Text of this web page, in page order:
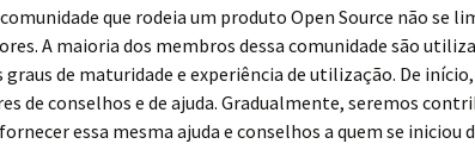
que rodeia um produto Open Source não se
A maioria dos membros dessa comunidade são
graus de maturidade e experiência de utilização. De
de conselhos e de ajuda. Gradualmente, seremos
essa mesma ajuda e conselhos a quem se iniciou